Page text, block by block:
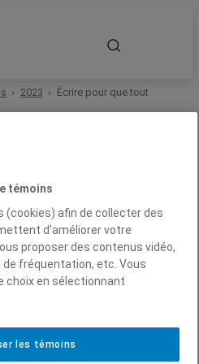
2023 Écrire pour que tout
tout
témoins
(cookies) afin de collecter des
d’améliorer votre
proposer des contenus vidéo,
fréquentation, etc. Vous
choix en sélectionnant
les témoins